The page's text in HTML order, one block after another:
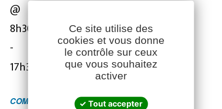
@
8h30
-
17h30
COMPLET
Facebook
YouTube
LinkedIn
Ce site utilise des
cookies et vous donne
le contrôle sur ceux
que vous souhaitez
activer
Tout accepter